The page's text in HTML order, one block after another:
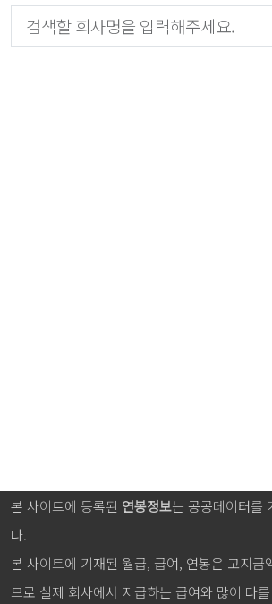
본 사이트에 등록된 연봉정보는 공공데이터를
다.
본 사이트에 기재된 월급, 급여, 연봉은 고지금
므로 실제 회사에서 지급하는 급여와 많이 다